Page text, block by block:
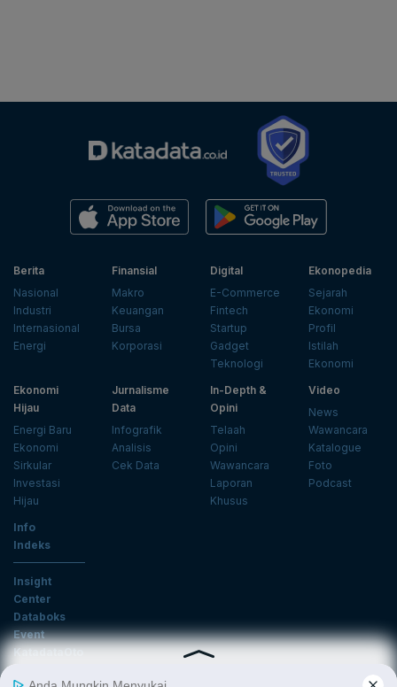
Berita
Nasional
Industri
Internasional
Energi
Finansial
Makro
Keuangan
Bursa
Korporasi
Digital
E-Commerce
Fintech
Startup
Gadget
Teknologi
Ekonopedia
Sejarah
Ekonomi
Profil
Istilah
Ekonomi
Ekonomi
Hijau
Energi Baru
Ekonomi
Sirkular
Investasi
Hijau
Jurnalisme
Data
Infografik
Analisis
Cek Data
In-Depth &
Opini
Telaah
Opini
Wawancara
Laporan
Khusus
Video
News
Wawancara
Katalogue
Foto
Podcast
Info
Indeks
Insight
Center
Databoks
Event
KatadataOto